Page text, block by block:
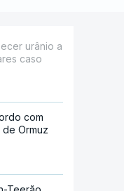
urânio a
caso
com
Ormuz